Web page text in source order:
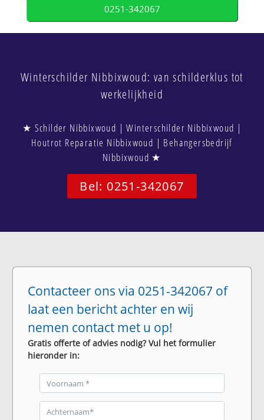
0251-342067
Winterschilder Nibbixwoud: van schilderklus tot
werkelijkheid
★ Schilder Nibbixwoud | Winterschilder Nibbixwoud |
Houtrot Reparatie Nibbixwoud | Behangersbedrijf
Nibbixwoud ★
Bel: 0251-342067
Contacteer ons via 0251-342067 of
laat een bericht achter en wij
nemen contact met u op!
Gratis offerte of advies nodig? Vul het formulier
hieronder in: